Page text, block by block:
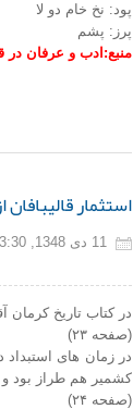
پود: نخ خام دو لا
پرز: پشم
منبع:ادب و عرفان در
استثمار
11 دی 1348, 03:30
در کتاب تاریخ کرمان
(صفحه ۲۳)
در زمان های
کشمیر هم طراز بود
(صفحه ۲۴)